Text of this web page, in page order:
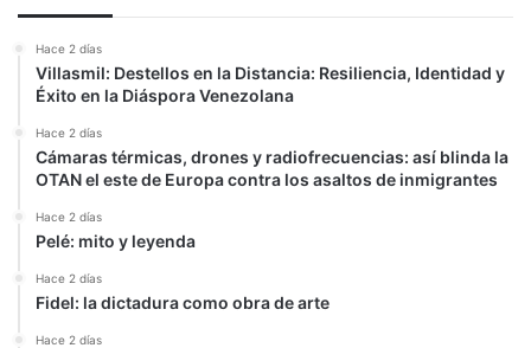
Hace 2 días
Villasmil: Destellos en la Distancia: Resiliencia, Identidad y
Éxito en la Diáspora Venezolana
Hace 2 días
Cámaras térmicas, drones y radiofrecuencias: así blinda la
OTAN el este de Europa contra los asaltos de inmigrantes
Hace 2 días
Pelé: mito y leyenda
Hace 2 días
Fidel: la dictadura como obra de arte
Hace 2 días